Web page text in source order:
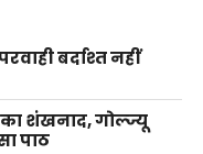
बर्दाश्त नहीं
शंखनाद, गोल्ज्यू
पाठ